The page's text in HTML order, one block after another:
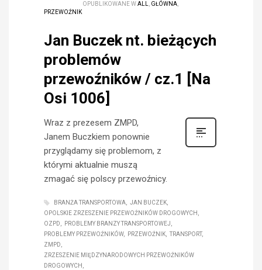
OPUBLIKOWANE WALL GŁÓWNA
PRZEWOŹNIK
Jan Buczek nt. bieżących
problemów
przewoźników / cz.1 [Na
Osi 1006]
Wraz z prezesem ZMPD,
Janem Buczkiem ponownie
przyglądamy się problemom, z
którymi aktualnie muszą
zmagać się polscy przewoźnicy.
BRANŻA TRANSPORTOWA
JAN BUCZEK
OPOLSKIE ZRZESZENIE PRZEWOŹNIKÓW DROGOWYCH
OZPD
PROBLEMY BRANZY TRANSPORTOWEJ
PROBLEMY PRZEWOŹNIKÓW
PRZEWOŹNIK
TRANSPORT
ZMPD
ZRZESZENIE MIĘDZYNARODOWYCH PRZEWOŹNIKÓW
DROGOWYCH